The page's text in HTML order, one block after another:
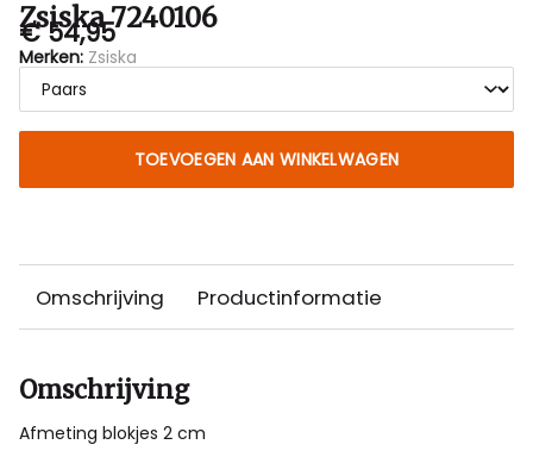
Zsiska 7240106
€ 54,95
Merken: Zsiska
TOEVOEGEN AAN WINKELWAGEN
Omschrijving Productinformatie
Omschrijving
Afmeting blokjes 2 cm